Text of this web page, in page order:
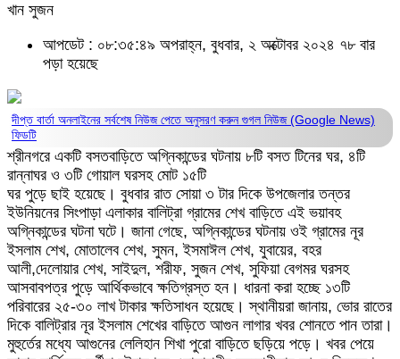
খান সুজন
আপডেট : ০৮:৩৫:৪৯ অপরাহ্ন, বুধবার, ২ অক্টোবর ২০২৪ ৭৮ বার
পড়া হয়েছে
দীপ্ত বার্তা অনলাইনের সর্বশেষ নিউজ পেতে অনুসরণ করুনগুগল নিউজ (Google News)
ফিডটি
শ্রীনগরে একটি বসতবাড়িতে অগ্নিকান্ডের ঘটনায় ৮টি বসত টিনের ঘর, ৪টি
রান্নাঘর ও ৩টি গোয়াল ঘরসহ মোট ১৫টি
ঘর পুড়ে ছাই হয়েছে। বুধবার রাত সোয়া ৩ টার দিকে উপজেলার তন্তর
ইউনিয়নের সিংপাড়া এলাকার বালিট্রা গ্রামের শেখ বাড়িতে এই ভয়াবহ
অগ্নিকান্ডের ঘটনা ঘটে। জানা গেছে, অগ্নিকান্ডের ঘটনায় ওই গ্রামের নূর
ইসলাম শেখ, মোতালেব শেখ, সুমন, ইসমাঈল শেখ, যুবায়ের, বহর
আলী,দেলোয়ার শেখ, সাইদুল, শরীফ, সুজন শেখ, সুফিয়া বেগমর ঘরসহ
আসবাবপত্র পুড়ে আর্থিকভাবে ক্ষতিগ্রস্ত হন। ধারনা করা হচ্ছে ১৩টি
পরিবারের ২৫-৩০ লাখ টাকার ক্ষতিসাধন হয়েছে। স্থানীয়রা জানায়, ভোর রাতের
দিকে বালিট্রার নূর ইসলাম শেখের বাড়িতে আগুন লাগার খবর শোনতে পান তারা।
মুহুর্তের মধ্যে আগুনের লেলিহান শিখা পুরো বাড়িতে ছড়িয়ে পড়ে। খবর পেয়ে